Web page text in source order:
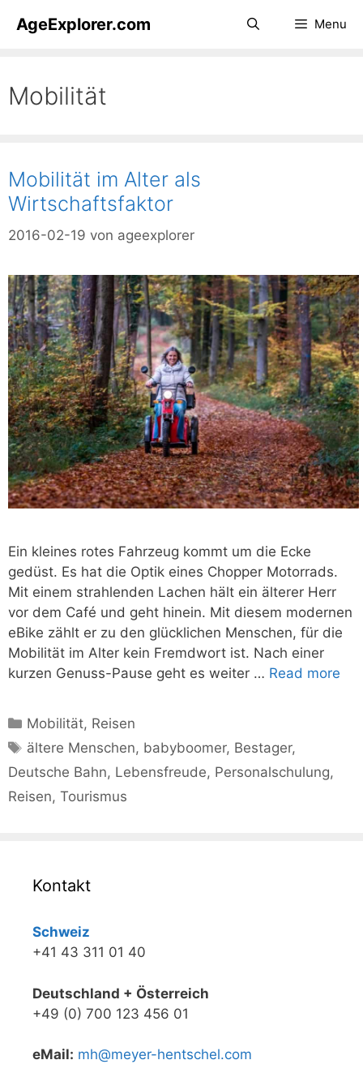
InhaltAgeExplorer.com Menu
Mobilität
Mobilität im Alter als
Wirtschaftsfaktor
2016-02-19 von ageexplorer
Ein kleines rotes Fahrzeug kommt um die Ecke
gedüst. Es hat die Optik eines Chopper Motorrads.
Mit einem strahlenden Lachen hält ein älterer Herr
vor dem Café und geht hinein. Mit diesem modernen
eBike zählt er zu den glücklichen Menschen, für die
Mobilität im Alter kein Fremdwort ist. Nach einer
kurzen Genuss-Pause geht es weiter … Read more
Kategorien
Mobilität, Reisen
Schlagwörter
ältere Menschen, babyboomer, Bestager,
Deutsche Bahn, Lebensfreude, Personalschulung,
Reisen, Tourismus
Kontakt
Schweiz
+41 43 311 01 40
Deutschland + Österreich
+49 (0) 700 123 456 01
eMail: mh@meyer-hentschel.com